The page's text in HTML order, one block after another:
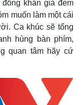
khán giả đem
muốn làm một cái
Ca khúc sẽ tổng
hùng bàn phím,
quan tâm hãy cứ